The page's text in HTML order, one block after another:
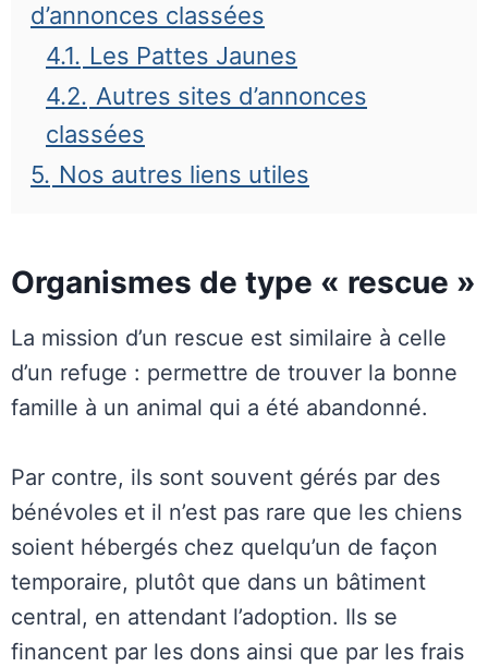
d’annonces classées
4.1. Les Pattes Jaunes
4.2. Autres sites d’annonces
classées
5. Nos autres liens utiles
Organismes de type « rescue »
La mission d’un rescue est similaire à celle
d’un refuge : permettre de trouver la bonne
famille à un animal qui a été abandonné.
Par contre, ils sont souvent gérés par des
bénévoles et il n’est pas rare que les chiens
soient hébergés chez quelqu’un de façon
temporaire, plutôt que dans un bâtiment
central, en attendant l’adoption. Ils se
financent par les dons ainsi que par les frais